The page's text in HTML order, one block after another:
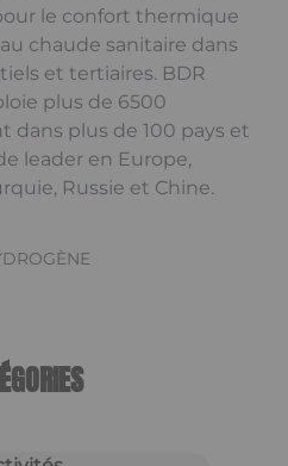
le confort thermique
chaude sanitaire dans
et tertiaires. BDR
plus de 6500
dans plus de 100 pays et
leader en Europe,
Russie et Chine.